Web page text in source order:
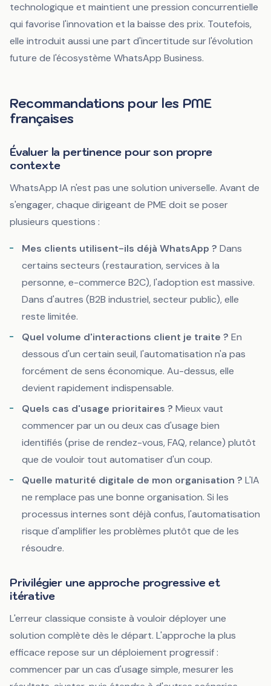
technologique et maintient une pression concurrentielle
qui favorise l'innovation et la baisse des prix. Toutefois,
elle introduit aussi une part d'incertitude sur l'évolution
future de l'écosystème WhatsApp Business.
Recommandations pour les PME
françaises
Évaluer la pertinence pour son propre
contexte
WhatsApp IA n'est pas une solution universelle. Avant de
s'engager, chaque dirigeant de PME doit se poser
plusieurs questions :
Mes clients utilisent-ils déjà WhatsApp ? Dans
certains secteurs (restauration, services à la
personne, e-commerce B2C), l'adoption est massive.
Dans d'autres (B2B industriel, secteur public), elle
reste limitée.
Quel volume d'interactions client je traite ? En
dessous d'un certain seuil, l'automatisation n'a pas
forcément de sens économique. Au-dessus, elle
devient rapidement indispensable.
Quels cas d'usage prioritaires ? Mieux vaut
commencer par un ou deux cas d'usage bien
identifiés (prise de rendez-vous, FAQ, relance) plutôt
que de vouloir tout automatiser d'un coup.
Quelle maturité digitale de mon organisation ? L'IA
ne remplace pas une bonne organisation. Si les
processus internes sont déjà confus, l'automatisation
risque d'amplifier les problèmes plutôt que de les
résoudre.
Privilégier une approche progressive et
itérative
L'erreur classique consiste à vouloir déployer une
solution complète dès le départ. L'approche la plus
efficace repose sur un déploiement progressif :
commencer par un cas d'usage simple, mesurer les